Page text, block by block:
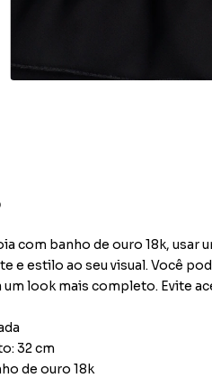
com banho de ouro 18k,
e estilo ao seu visual. Você
um look mais completo. Evite
32 cm
de ouro 18k